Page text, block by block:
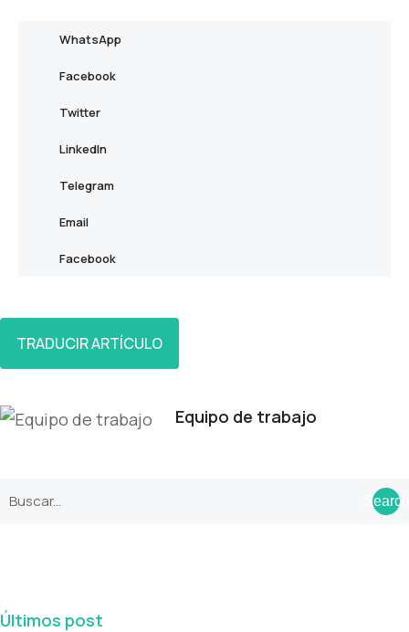
WhatsApp
Facebook
Twitter
LinkedIn
Telegram
Email
Facebook
TRADUCIR ARTÍCULO
Equipo de trabajo
Search
Últimos post